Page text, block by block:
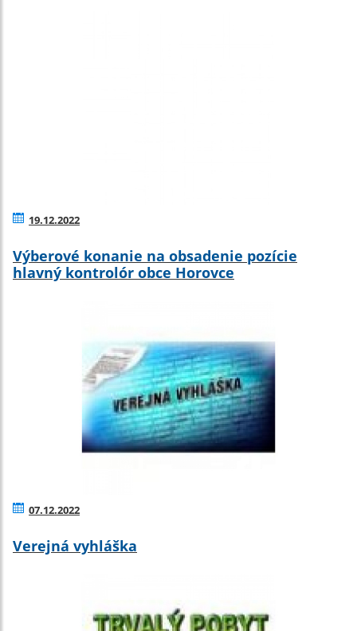
19.12.2022
Výberové konanie na obsadenie pozície
hlavný kontrolór obce Horovce
07.12.2022
Verejná vyhláška